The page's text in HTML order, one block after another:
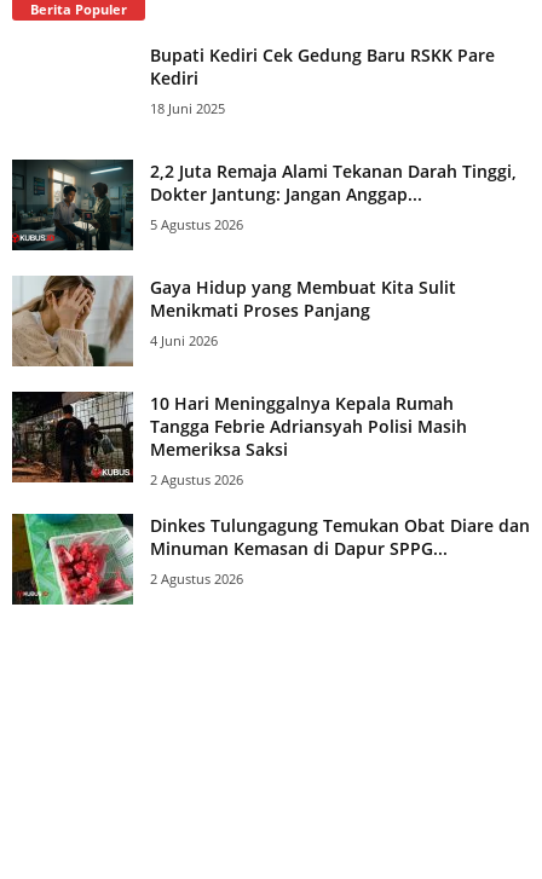
Berita Populer
Bupati Kediri Cek Gedung Baru RSKK Pare
Kediri
18 Juni 2025
2,2 Juta Remaja Alami Tekanan Darah Tinggi,
Dokter Jantung: Jangan Anggap...
5 Agustus 2026
Gaya Hidup yang Membuat Kita Sulit
Menikmati Proses Panjang
4 Juni 2026
10 Hari Meninggalnya Kepala Rumah
Tangga Febrie Adriansyah Polisi Masih
Memeriksa Saksi
2 Agustus 2026
Dinkes Tulungagung Temukan Obat Diare dan
Minuman Kemasan di Dapur SPPG...
2 Agustus 2026